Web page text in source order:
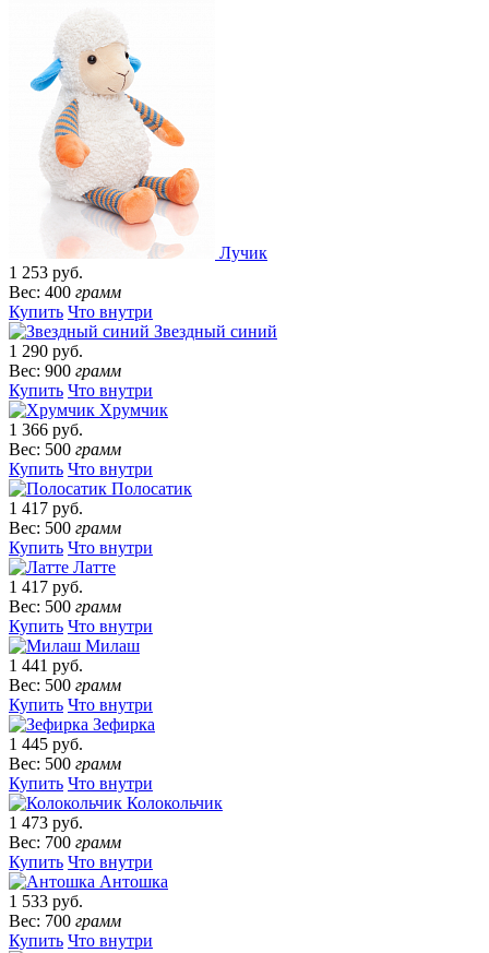
Лучик
1 253 руб.
Вес: 400 грамм
Купить Что внутри
Звездный синий
1 290 руб.
Вес: 900 грамм
Купить Что внутри
Хрумчик
1 366 руб.
Вес: 500 грамм
Купить Что внутри
Полосатик
1 417 руб.
Вес: 500 грамм
Купить Что внутри
Латте
1 417 руб.
Вес: 500 грамм
Купить Что внутри
Милаш
1 441 руб.
Вес: 500 грамм
Купить Что внутри
Зефирка
1 445 руб.
Вес: 500 грамм
Купить Что внутри
Колокольчик
1 473 руб.
Вес: 700 грамм
Купить Что внутри
Антошка
1 533 руб.
Вес: 700 грамм
Купить Что внутри